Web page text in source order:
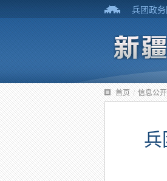
兵团政
首页 / 信息公开
兵